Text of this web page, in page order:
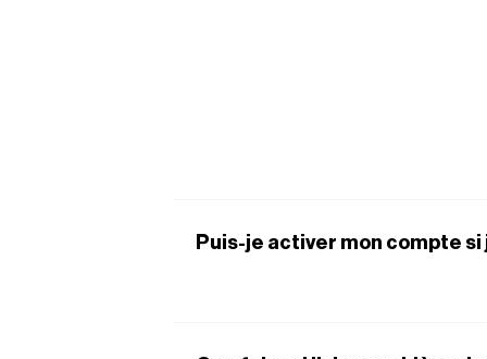
Puis-je activer mon compte